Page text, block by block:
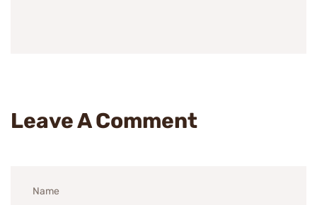
Leave A Comment